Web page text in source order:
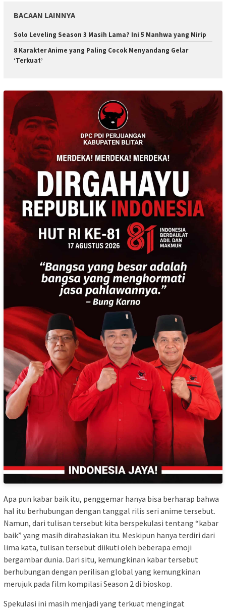
BACAAN LAINNYA
Solo Leveling Season 3 Masih Lama? Ini 5 Manhwa yang Mirip
8 Karakter Anime yang Paling Cocok Menyandang Gelar
‘Terkuat’
Apa pun kabar baik itu, penggemar hanya bisa berharap bahwa
hal itu berhubungan dengan tanggal rilis seri anime tersebut.
Namun, dari tulisan tersebut kita berspekulasi tentang “kabar
baik” yang masih dirahasiakan itu. Meskipun hanya terdiri dari
lima kata, tulisan tersebut diikuti oleh beberapa emoji
bergambar dunia. Dari situ, kemungkinan kabar tersebut
berhubungan dengan perilisan global yang kemungkinan
merujuk pada film kompilasi Season 2 di bioskop.
Spekulasi ini masih menjadi yang terkuat mengingat